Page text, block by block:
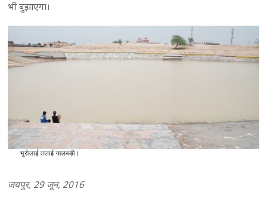
भी बुझाएगा।
जयपुर, 29 जून, 2016